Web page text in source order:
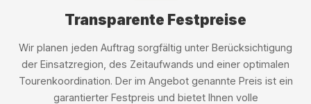
Transparente Festpreise
Wir planen jeden Auftrag sorgfältig unter Berücksichtigung
der Einsatzregion, des Zeitaufwands und einer optimalen
Tourenkoordination. Der im Angebot genannte Preis ist ein
garantierter Festpreis und bietet Ihnen volle